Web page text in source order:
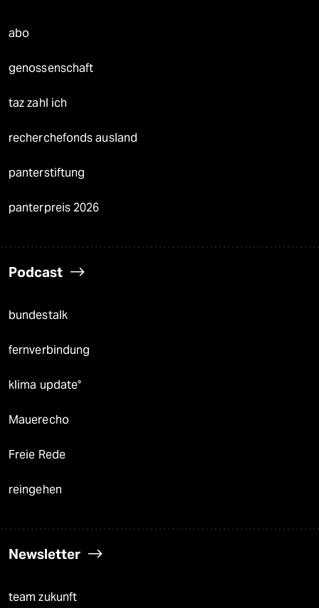
abo
genossenschaft
taz zahl ich
recherchefonds ausland
panterstiftung
panterpreis 2026
Podcast
bundestalk
fernverbindung
klima update°
Mauerecho
Freie Rede
reingehen
Newsletter
team zukunft